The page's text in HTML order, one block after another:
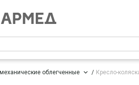
облегченные Кресло-